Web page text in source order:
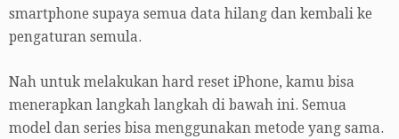
smartphone supaya semua data hilang dan kembali ke
pengaturan semula.
Nah untuk melakukan hard reset iPhone, kamu bisa
menerapkan langkah langkah di bawah ini. Semua
model dan series bisa menggunakan metode yang sama.